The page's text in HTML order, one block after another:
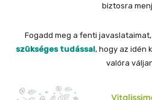
biztosra
Fogadd meg a fenti javaslataimat,
szükséges tudással, hogy az idén
valóra